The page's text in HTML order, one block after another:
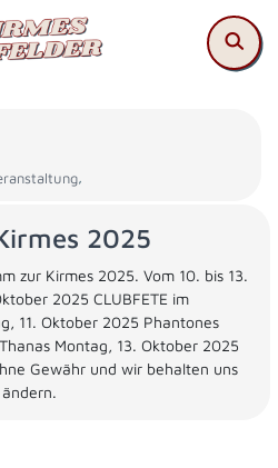
2025
zur Kirmes 2025. Vom 10. bis 13.
2025 CLUBFETE im
11. Oktober 2025 Phantones
Montag, 13. Oktober 2025
Gewähr und wir behalten uns